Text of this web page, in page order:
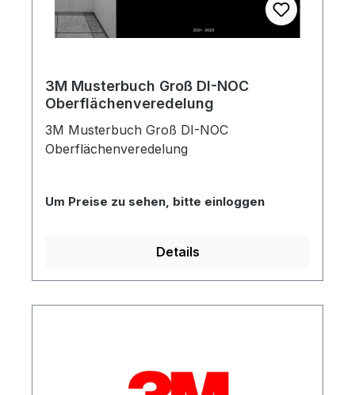
3M Musterbuch Groß DI-NOC
Oberflächenveredelung
3M Musterbuch Groß DI-NOC
Oberflächenveredelung
Um Preise zu sehen, bitte einloggen
Details